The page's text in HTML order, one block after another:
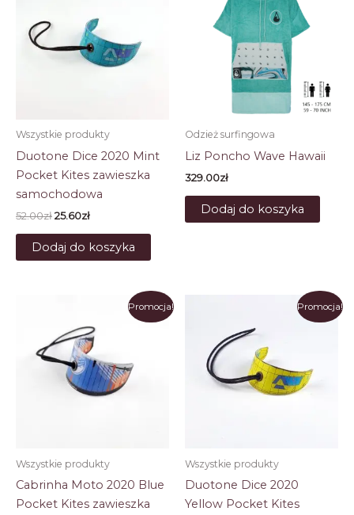
Wszystkie produkty
Duotone Dice 2020 Mint
Pocket Kites zawieszka
samochodowa
52.00złPierwotna
wynosiła:
52.00zł.
25.60złAktualna
wynosi:
25.60zł.
Dodaj do koszyka
Odzież surfingowa
Liz Poncho Wave Hawaii
329.00zł
Dodaj do koszyka
Promocja!
Wszystkie produkty
Cabrinha Moto 2020 Blue
Pocket Kites zawieszka
Promocja!
Wszystkie produkty
Duotone Dice 2020
Yellow Pocket Kites